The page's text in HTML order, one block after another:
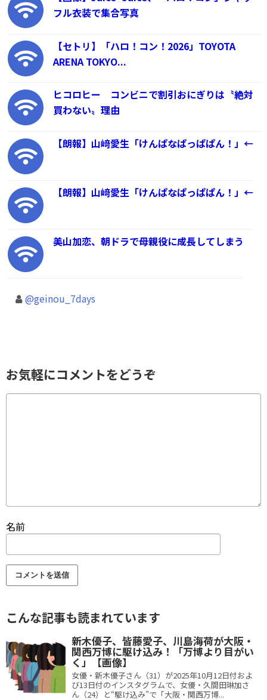
フル衣装で集合写真
【セトリ】「ハロ！コン！2026」TOYOTA
ARENA TOKYO...
ヒコロヒー コンビニで割引おにぎりは〝絶対
買わない〟理由
【朗報】山﨑愛生「けんぱなぱっぱぱん！」←
【朗報】山﨑愛生「けんぱなぱっぱぱん！」←
美山加恋、朝ドラで母親役に成長してしまう
@geinou_7days
お気軽にコメントをどうぞ
名前
こんな記事も読まれています
新木優子、皆藤愛子、川島海荷が大阪・
関西万博に駆け込み！「万博より目がい
く」【画像】
女優・新木優子さん（31）が2025年10月12日付およ
び13日付のインスタグラムで、女優・久間田琳加さ
ん（24）と“駆け込み”で「大阪・関西万博...